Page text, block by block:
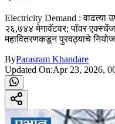
Electricity Demand : वाढत्या
२६,७४४ मेगावॅटवर; पॉवर
महावितरणकडून पुरवठ्याचे
ByParasram Khandare
Updated On:Apr 23, 2026,